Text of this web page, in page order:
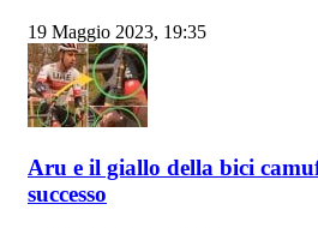
19 Maggio 2023, 19:35
Aru e il giallo della bici
successo